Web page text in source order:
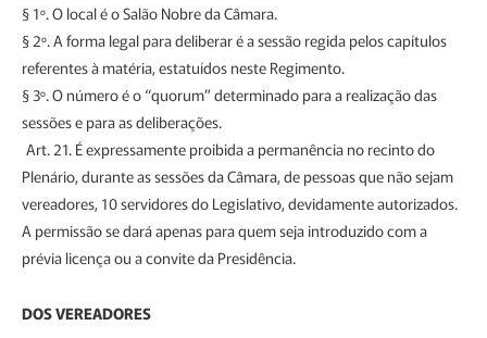
§ 1º. O local é o Salão Nobre da Câmara.
§ 2º. A forma legal para deliberar é a sessão regida pelos capítulos
referentes à matéria, estatuídos neste Regimento.
§ 3º. O número é o “quorum” determinado para a realização das
sessões e para as deliberações.
Art. 21. É expressamente proibida a permanência no recinto do
Plenário, durante as sessões da Câmara, de pessoas que não sejam
vereadores, 10 servidores do Legislativo, devidamente autorizados.
A permissão se dará apenas para quem seja introduzido com a
prévia licença ou a convite da Presidência.
DOS VEREADORES